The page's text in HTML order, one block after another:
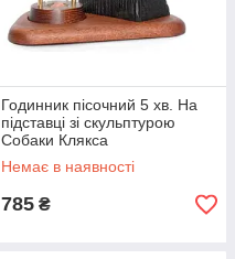
Годинник пісочний 5 хв. На
підставці зі скульптурою
Собаки Клякса
Немає в наявності
785 ₴